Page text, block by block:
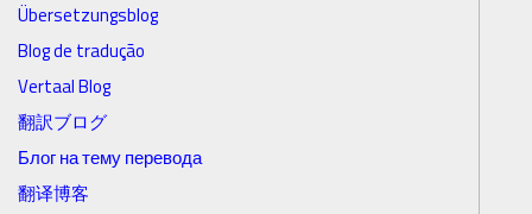
Übersetzungsblog
Blog de tradução
Vertaal Blog
翻訳ブログ
Блог на тему перевода
翻译博客